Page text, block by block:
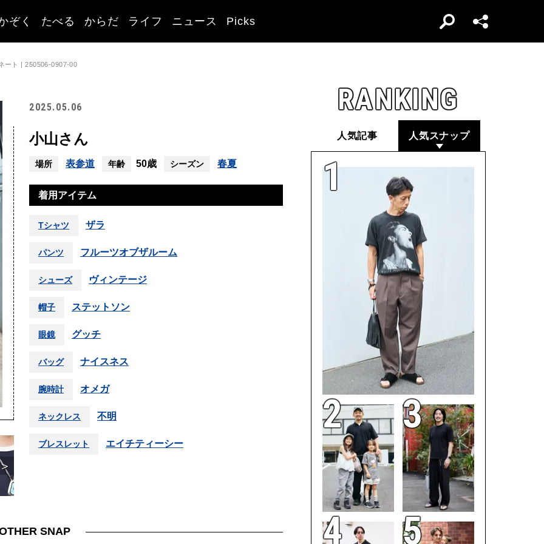
ぞく たべる からだ ライフ ニュース Picks
ート | 250506-0907-00
2025.05.06
小山さん
場所 表参道 年齢 50歳 シーズン 春夏
着用アイテム
Tシャツ ザラ
パンツ フルーツオブザルーム
シューズ ヴィンテージ
帽子 ステットソン
眼鏡 グッチ
バッグ ナイスネス
腕時計 オメガ
ネックレス 不明
ブレスレット エイチティーシー
SNAP
RANKING
人気記事 人気スナップ